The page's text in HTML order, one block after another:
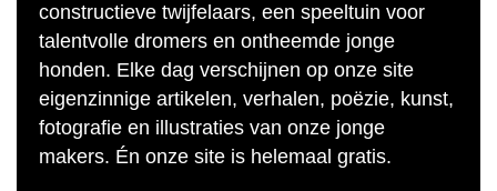
constructieve twijfelaars, een speeltuin voor
talentvolle dromers en ontheemde jonge
honden. Elke dag verschijnen op onze site
eigenzinnige artikelen, verhalen, poëzie, kunst,
fotografie en illustraties van onze jonge
makers. Én onze site is helemaal gratis.